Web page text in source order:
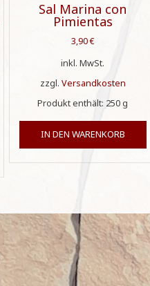
Sal Marina con
Pimientas
3,90€
inkl. MwSt.
zzgl. Versandkosten
Produkt enthält: 250g
IN DEN WARENKORB